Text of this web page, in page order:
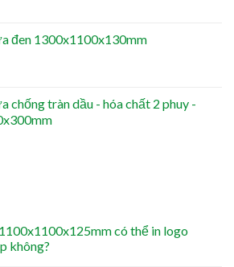
đen 1300x1100x130mm
chống tràn dầu - hóa chất 2 phuy -
có thể in logo
không?